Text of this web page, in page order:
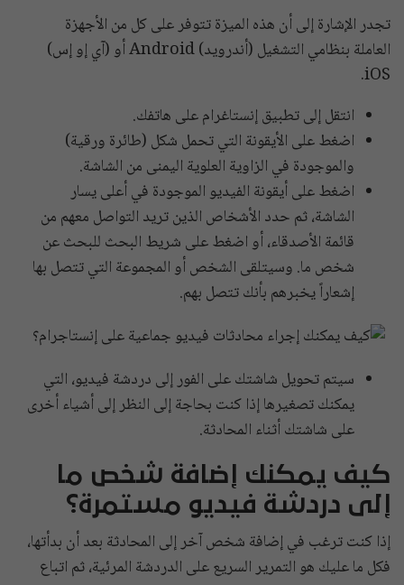
تجدر الإشارة إلى أن هذه الميزة تتوفر على كل من الأجهزة
العاملة بنظامي التشغيل (أندرويد) Android أو (آي إو إس)
iOS.
انتقل إلى تطبيق إنستاغرام على هاتفك.
اضغط على الأيقونة التي تحمل شكل (طائرة ورقية)
والموجودة في الزاوية العلوية اليمنى من الشاشة.
اضغط على أيقونة الفيديو الموجودة في أعلى يسار
الشاشة، ثم حدد الأشخاص الذين تريد التواصل معهم من
قائمة الأصدقاء، أو اضغط على شريط البحث للبحث عن
شخص ما. وسيتلقى الشخص أو المجموعة التي تتصل بها
إشعاراً يخبرهم بأنك تتصل بهم.
سيتم تحويل شاشتك على الفور إلى دردشة فيديو، التي
يمكنك تصغيرها إذا كنت بحاجة إلى النظر إلى أشياء أخرى
على شاشتك أثناء المحادثة.
كيف يمكنك إضافة شخص ما
إلى دردشة فيديو مستمرة؟
إذا كنت ترغب في إضافة شخص آخر إلى المحادثة بعد أن بدأتها،
فكل ما عليك هو التمرير السريع على الدردشة المرئية، ثم اتباع